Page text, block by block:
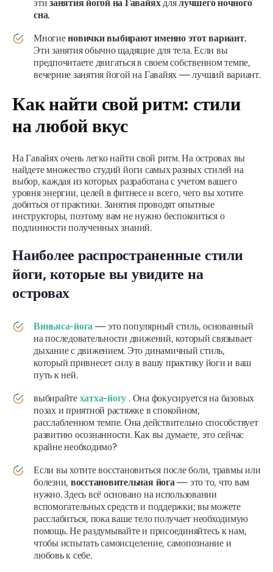
эти занятия йогой на Гавайяхдлялучшего ночного
сна.
Многиеновички выбирают именно этот вариант.
Эти занятия обычно щадящие для тела. Если вы
предпочитаете двигаться в своем собственном темпе,
вечерние занятия йогой на Гавайях — лучший вариант.
Как найти свой ритм: стили
на любой вкус
На Гавайях очень легко найти свой ритм. На островах вы
найдете множество студий йоги самых разных стилей на
выбор, каждая из которых разработана с учетом вашего
уровня энергии, целей в фитнесе и всего, чего вы хотите
добиться от практики. Занятия проводят опытные
инструкторы, поэтому вам не нужно беспокоиться о
подлинности полученных знаний.
Наиболее распространенные стили
йоги, которые вы увидите на
островах
Виньяса-йога — это популярный стиль, основанный
на последовательности движений, который связывает
дыхание с движением. Это динамичный стиль,
который привнесет силу в вашу практику йоги и ваш
путь к ней.
выбирайте хатха-йогу . Она фокусируется на базовых
позах и приятной растяжке в спокойном,
расслабленном темпе. Она действительно способствует
развитию осознанности. Как вы думаете, это сейчас
крайне необходимо?
Если вы хотите восстановиться после боли, травмы или
болезни, восстановительная йога— это то, что вам
нужно. Здесь всё основано на использовании
вспомогательных средств и поддержки; вы можете
расслабиться, пока ваше тело получает необходимую
помощь. Не раздумывайте и присоединяйтесь к нам,
чтобы испытать самоисцеление, самопознание и
любовь к себе.